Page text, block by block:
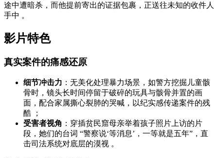
途中遭暗杀，而他提前寄出的证据包裹，正送往未知的收件人
手中 。
影片特色
真实案件的痛感还原
细节冲击力 ：无美化处理暴力场景，如警方挖掘儿童骸
骨时，镜头长时间停留于破碎的玩具与骸骨并置的画
面，配合家属撕心裂肺的哭喊，以纪实感传递案件的残
酷 ；
受害者视角 ：穿插贫民窟母亲举着孩子照片上访的片
段，她们的台词 “警察说‘等消息’，一等就是五年”，直
击司法系统对底层的漠视 。